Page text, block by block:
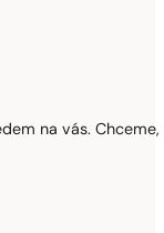
na vás.